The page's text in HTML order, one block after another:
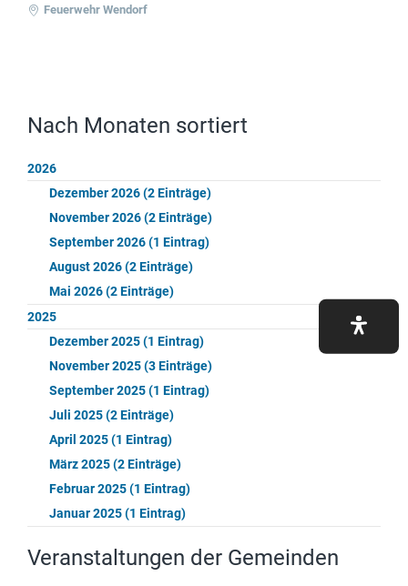
Feuerwehr Wendorf
Nach Monaten sortiert
2026
Dezember 2026 (2 Einträge)
November 2026 (2 Einträge)
September 2026 (1 Eintrag)
August 2026 (2 Einträge)
Mai 2026 (2 Einträge)
2025
Dezember 2025 (1 Eintrag)
November 2025 (3 Einträge)
September 2025 (1 Eintrag)
Juli 2025 (2 Einträge)
April 2025 (1 Eintrag)
März 2025 (2 Einträge)
Februar 2025 (1 Eintrag)
Januar 2025 (1 Eintrag)
Veranstaltungen der Gemeinden